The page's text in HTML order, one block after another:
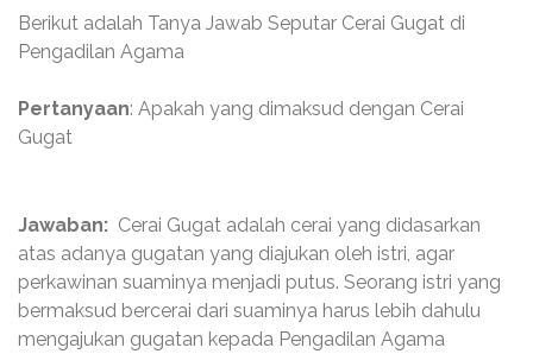
Berikut adalah Tanya Jawab Seputar Cerai Gugat di
Pengadilan Agama
Pertanyaan: Apakah yang dimaksud dengan Cerai
Gugat
Jawaban: Cerai Gugat adalah cerai yang didasarkan
atas adanya gugatan yang diajukan oleh istri, agar
perkawinan suaminya menjadi putus. Seorang istri yang
bermaksud bercerai dari suaminya harus lebih dahulu
mengajukan gugatan kepada Pengadilan Agama